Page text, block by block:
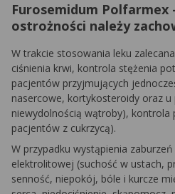
Furosemidum Polfarmex
ostrożności należy
W trakcie stosowania leku
ciśnienia krwi, kontrola stężenia
pacjentów przyjmujących
nasercowe, kortykosteroidy oraz u
niewydolnością wątroby), kontrola
pacjentów z cukrzycą).
W przypadku wystąpienia
elektrolitowej (suchość w ustach,
senność, niepokój, bóle i kurcze